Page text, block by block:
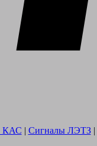
КАС | Сигналы ЛЭТЗ|